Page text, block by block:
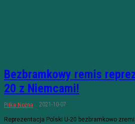
Bezbramkowy remis
20 z Niemcami!
Piłka Nożna 2021-10-07
Reprezentacja Polski U-20 bezbramkowo